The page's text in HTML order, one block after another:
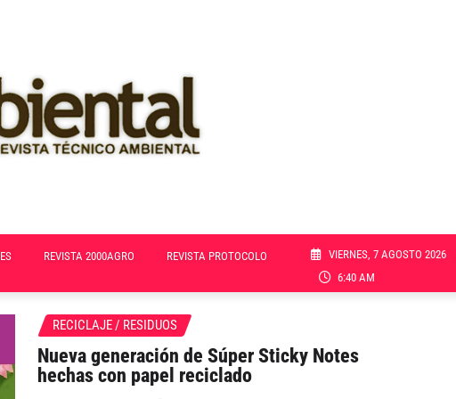
REVISTA 2000AGRO REVISTA PROTOCOLO
VIERNES, 7 AGOSTO 2026
6:40 AM
RECICLAJE / RESIDUOS
Nueva generación de Súper Sticky Notes
hechas con papel reciclado